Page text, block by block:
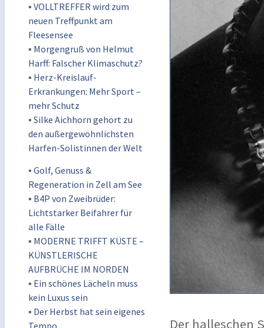
▪ VOLLTREFFER wird zum
neuen Treffpunkt am
Fleesensee
▪ Morgengruß von Helmut
Harff: Falscher Klimaschutz?
▪ Herz-Kreislauf-
Erkrankungen: Mehr Sport –
mehr Schutz
▪ Silke Aichhorn gehört zu
den außergewöhnlichsten
Harfen-Solistinnen der Welt
▪ Golf, Genuss &
Regeneration in Zell am See
▪ B4P von Zweibrüder:
Lichtstarker Beifahrer für
alle Fälle
▪ MODERNE TRIFFT KÜSTE –
KÜNSTLERISCHE
AUFBRÜCHE IM NORDEN
▪ Ein schönes Lächeln muss
kein Luxus sein
▪ Der Herbst hat sein eigenes
Tempo
Der halleschen